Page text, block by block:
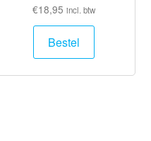
€18,95 incl. btw
Bestel